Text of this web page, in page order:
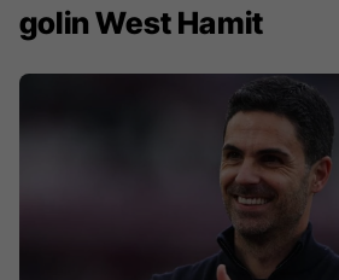
golin West Hamit